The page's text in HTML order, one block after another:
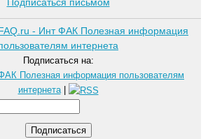
Подписаться на:
Полезная информация пользователям
интернета|